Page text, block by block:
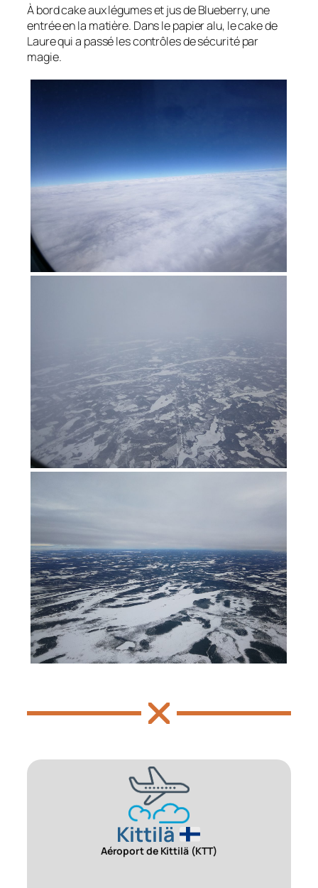
À bord cake aux légumes et jus de Blueberry, une
entrée en la matière. Dans le papier alu, le cake de
Laure qui a passé les contrôles de sécurité par
magie.
Kittilä
Aéroport de Kittilä (KTT)